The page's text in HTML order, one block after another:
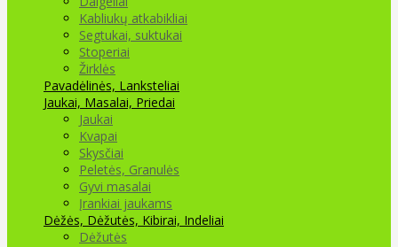
Kabliukų atkabikliai
Segtukai, suktukai
Stoperiai
Žirklės
Pavadėlinės, Lanksteliai
Jaukai, Masalai, Priedai
Jaukai
Kvapai
Skysčiai
Peletės, Granulės
Gyvi masalai
Įrankiai jaukams
Dėžės, Dėžutės, Kibirai, Indeliai
Dėžutės